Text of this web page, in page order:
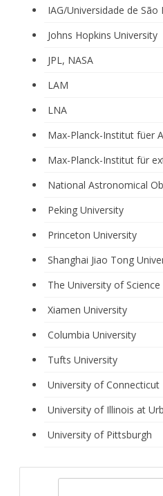
IAG/Universidade de São
Johns Hopkins University
JPL, NASA
LAM
LNA
Max-Planck-Institut füer
Max-Planck-Institut für
National Astronomical
Peking University
Princeton University
Shanghai Jiao Tong
The University of
Xiamen University
Columbia University
Tufts University
University of Connecticut
University of Illinois at
University of Pittsburgh